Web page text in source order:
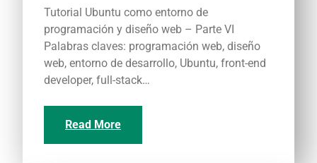
Tutorial Ubuntu como entorno de
programación y diseño web – Parte VI
Palabras claves: programación web, diseño
web, entorno de desarrollo, Ubuntu, front-end
developer, full-stack…
Read More